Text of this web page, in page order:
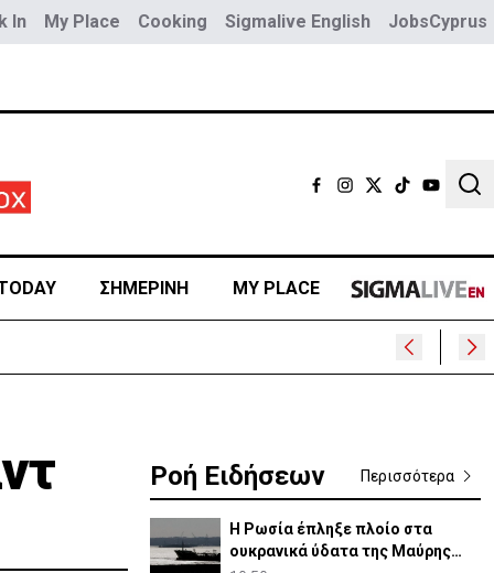
In My Place Cooking Sigmalive English JobsCyprus
ΣΗΜΕΡΙΝΗ MY PLACE
Ροή Ειδήσεων Περισσότερα
Η Ρωσία έπληξε πλοίο στα
ουκρανικά ύδατα της Μαύρης